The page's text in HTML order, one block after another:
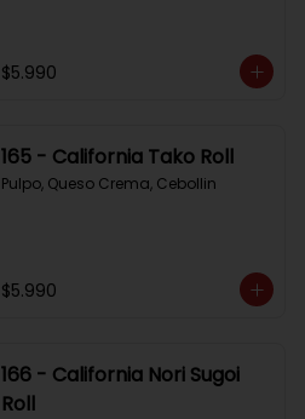
$5.990
165 - California Tako Roll
Pulpo, Queso Crema, Cebollin
$5.990
166 - California Nori Sugoi
Roll